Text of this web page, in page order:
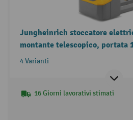
Jungheinrich stoccatore
montante telescopico, portata
4 Varianti
16 Giorni lavorativi stimati